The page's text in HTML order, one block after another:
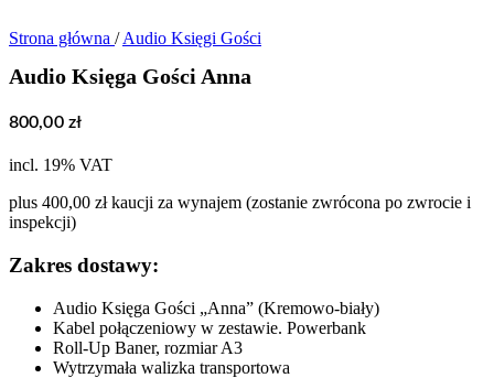
Strona główna / Audio Księgi Gości
Audio Księga Gości Anna
800,00 zł
incl. 19% VAT
plus 400,00 zł kaucji za wynajem (zostanie zwrócona po zwrocie i
inspekcji)
Zakres dostawy:
Audio Księga Gości „Anna” (Kremowo-biały)
Kabel połączeniowy w zestawie. Powerbank
Roll-Up Baner, rozmiar A3
Wytrzymała walizka transportowa